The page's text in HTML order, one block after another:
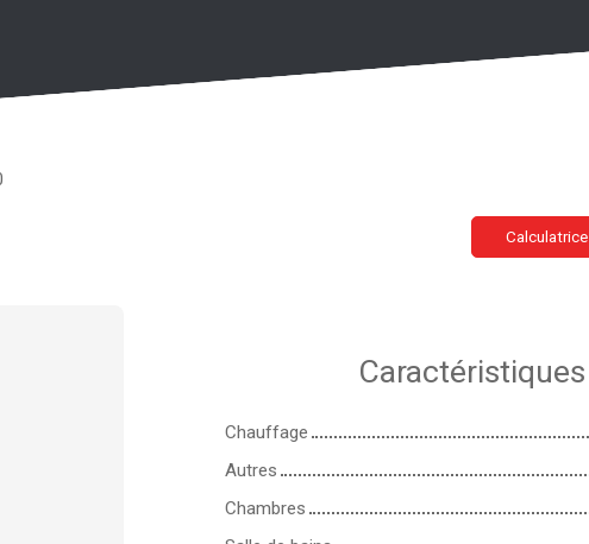
Calculatrice
Caractéristiques
Chauffage
Autres
Chambres